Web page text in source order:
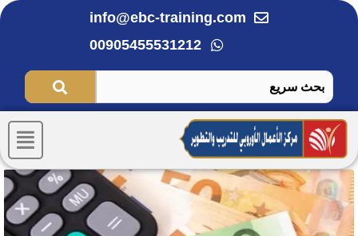
تخطي
info@ebc-training.com
00905455531212